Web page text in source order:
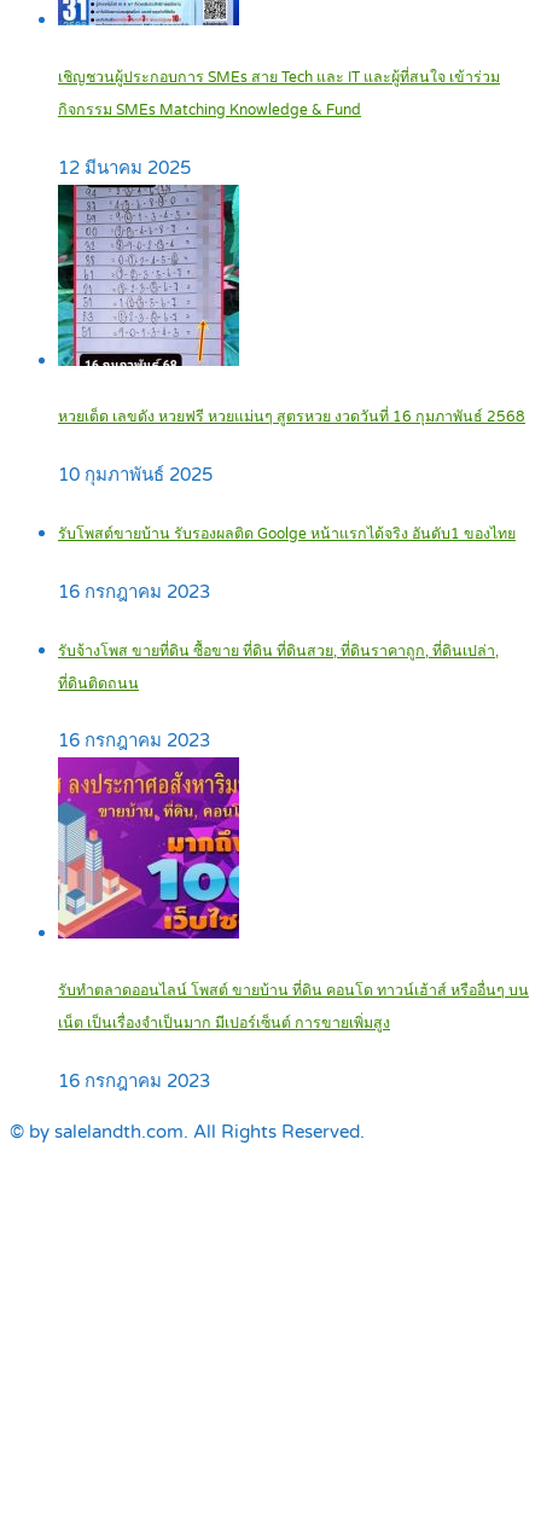
เชิญชวนผู้ประกอบการ SMEs สาย Tech และ IT และผู้ที่สนใจ เข้าร่วม
กิจกรรม SMEs Matching Knowledge & Fund
12 มีนาคม 2025
หวยเด็ด เลขดัง หวยฟรี หวยแม่นๆ สูตรหวย งวดวันที่ 16 กุมภาพันธ์ 2568
10 กุมภาพันธ์ 2025
รับโพสต์ขายบ้าน รับรองผลติด Goolge หน้าแรกได้จริง อันดับ1 ของไทย
16 กรกฎาคม 2023
รับจ้างโพส ขายที่ดิน ซื้อขาย ที่ดิน ที่ดินสวย, ที่ดินราคาถูก, ที่ดินเปล่า,
ที่ดินติดถนน
16 กรกฎาคม 2023
รับทำตลาดออนไลน์ โพสต์ ขายบ้าน ที่ดิน คอนโด ทาวน์เฮ้าส์ หรืออื่นๆ บน
เน็ต เป็นเรื่องจำเป็นมาก มีเปอร์เซ็นต์ การขายเพิ่มสูง
16 กรกฎาคม 2023
© by salelandth.com. All Rights Reserved.